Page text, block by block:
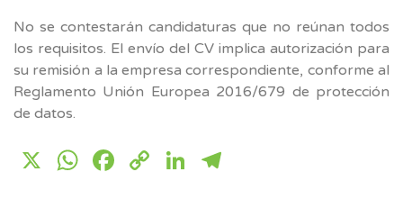
No se contestarán candidaturas que no reúnan todos
los requisitos. El envío del CV implica autorización para
su remisión a la empresa correspondiente, conforme al
Reglamento Unión Europea 2016/679 de protección
de datos.
X WhatsApp
Facebook
CopyLinkedIn